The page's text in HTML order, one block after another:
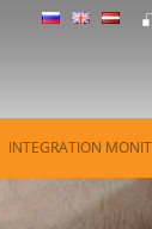
INTEGRATION